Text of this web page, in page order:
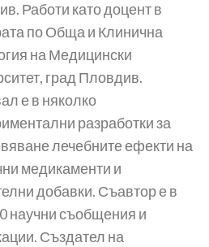
Работи като доцент в
по Обща и Клинична
на Медицински
град Пловдив.
е в няколко
разработки за
лечебните ефекти на
медикаменти и
добавки. Съавтор е в
научни съобщения и
Създател на